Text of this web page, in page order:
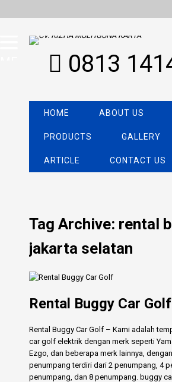
0813
HOME ABOUT US
PRODUCTS GALLERY
ARTICLE CONTACT US
Tag Archive: rental
jakarta selatan
Rental Buggy Car Golf
Rental Buggy Car Golf – Kami adalah
car golf elektrik dengan merk seperti
Ezgo, dan beberapa merk lainnya,
penumpang terdiri dari 2 penumpang, 4
penumpang, dan 8 penumpang. buggy